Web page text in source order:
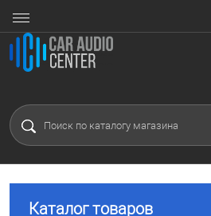
Каталог товаров